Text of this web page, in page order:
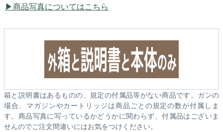
商品写真についてはこちら
箱と説明書はあるものの、規定の付属品等がない商品です。ガンの
場合、マガジンやカートリッジは商品ごとの規定の数が付属しま
す。商品写真に写っているかどうかに関わらず、付属品はございま
せんのでご注文間違いにはお気をつけください。